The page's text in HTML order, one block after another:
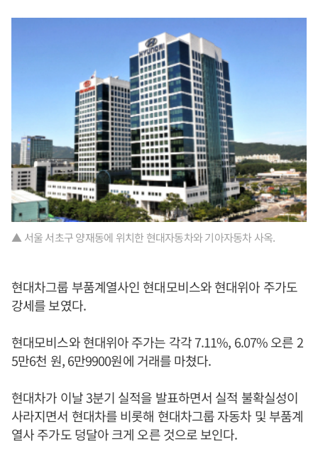
▲ 서울 서초구 양재동에 위치한 현대자동차와 기아자동차 사옥.
현대차그룹 부품계열사인 현대모비스와 현대위아 주가도
강세를 보였다.
현대모비스와 현대위아 주가는 각각 7.11%, 6.07% 오른 2
5만6천 원, 6만9900원에 거래를 마쳤다.
현대차가 이날 3분기 실적을 발표하면서 실적 불확실성이
사라지면서 현대차를 비롯해 현대차그룹 자동차 및 부품계
열사 주가도 덩달아 크게 오른 것으로 보인다.